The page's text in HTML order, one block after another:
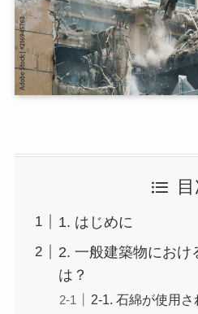
1. はじめに
2. 一般建築物におけ
は？
2-1. 石綿が使用